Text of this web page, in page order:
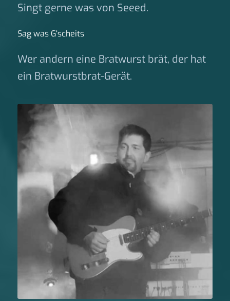
Singt gerne was von Seeed.
Sag was G‘scheits
Wer andern eine Bratwurst brät, der hat
ein Bratwurstbrat-Gerät.